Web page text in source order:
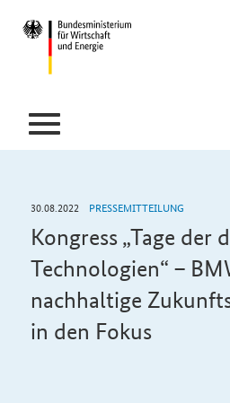
30.08.2022 PRESSEMITTEILUNG
Kongress „Tage der
Technologien“ –
nachhaltige
in den Fokus